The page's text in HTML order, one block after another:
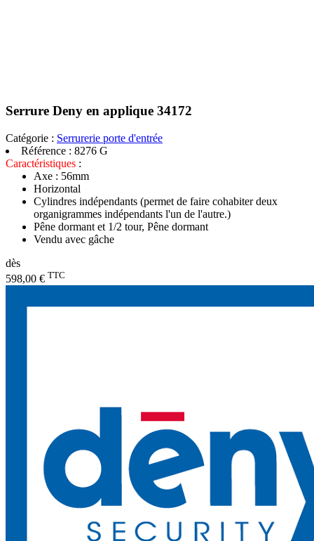
Serrure Deny en applique 34172
Catégorie : Serrurerie porte d'entrée
Référence : 8276 G
Caractéristiques :
Axe : 56mm
Horizontal
Cylindres indépendants (permet de faire cohabiter deux
organigrammes indépendants l'un de l'autre.)
Pêne dormant et 1/2 tour, Pêne dormant
Vendu avec gâche
dès
598,00 € TTC